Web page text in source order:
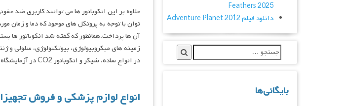
علاوه بر این انکوباتور ها می توانند کاربری ضد
توان با توجه به پروتکل های موجود که دما و زمان
آن ها پرداخت.همانطور که گفته شد انکوباتور ها
زمینه های میکروبیولوژی، بیوتکنولوژی، سلولی و
در انواع ساده، شیکر و انکوباتور CO2 در آزمایشگاه ژنیران موجود می باشند.
انواع لوازم پزشکی و فروش
Feathers 2025
دانلود فیلم Adventure Planet 2012
بایگانی‌ها